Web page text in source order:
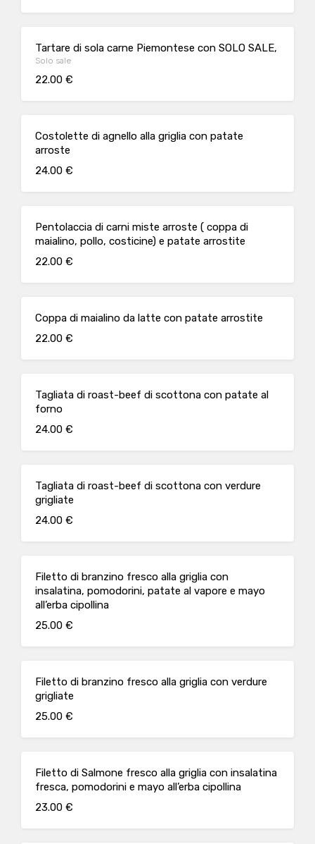
Tartare di sola carne Piemontese con SOLO SALE,
Solo sale
22.00 €
Costolette di agnello alla griglia con patate
arroste
24.00 €
Pentolaccia di carni miste arroste ( coppa di
maialino, pollo, costicine) e patate arrostite
22.00 €
Coppa di maialino da latte con patate arrostite
22.00 €
Tagliata di roast-beef di scottona con patate al
forno
24.00 €
Tagliata di roast-beef di scottona con verdure
grigliate
24.00 €
Filetto di branzino fresco alla griglia con
insalatina, pomodorini, patate al vapore e mayo
all’erba cipollina
25.00 €
Filetto di branzino fresco alla griglia con verdure
grigliate
25.00 €
Filetto di Salmone fresco alla griglia con insalatina
fresca, pomodorini e mayo all’erba cipollina
23.00 €